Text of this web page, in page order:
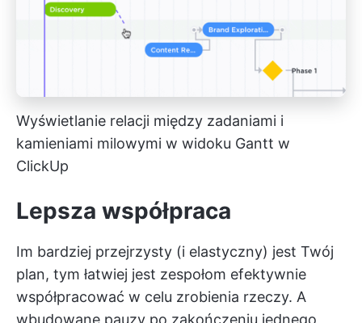
Wyświetlanie relacji między zadaniami i
kamieniami milowymi w widoku Gantt w
ClickUp
Lepsza współpraca
Im bardziej przejrzysty (i elastyczny) jest Twój
plan, tym łatwiej jest zespołom efektywnie
współpracować w celu zrobienia rzeczy. A
wbudowane pauzy po zakończeniu jednego